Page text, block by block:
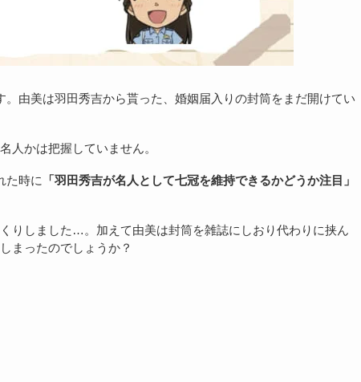
由美は羽田秀吉から貰った、婚姻届入りの封筒をまだ開けてい
人かは把握していません。
た時に 「羽田秀吉が名人として七冠を維持できるかどうか注目」
りしました…。加えて由美は封筒を雑誌にしおり代わりに挟ん
まったのでしょうか？